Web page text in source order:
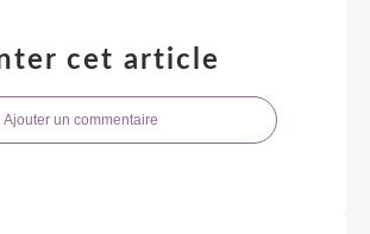
cet article
Ajouter un commentaire